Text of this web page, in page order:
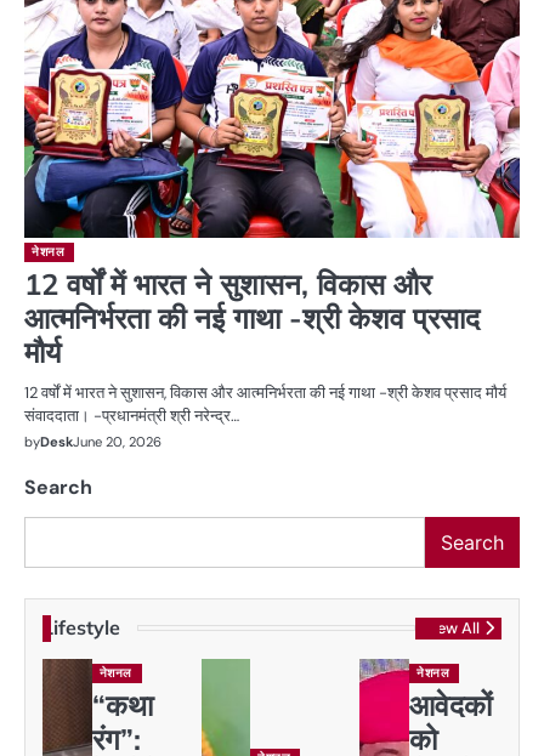
नेशनल
12 वर्षों में भारत ने सुशासन, विकास और
आत्मनिर्भरता की नई गाथा -श्री केशव प्रसाद
मौर्य
12 वर्षों में भारत ने सुशासन, विकास और आत्मनिर्भरता की नई गाथा -श्री केशव प्रसाद मौर्य
संवाददाता। -प्रधानमंत्री श्री नरेन्द्र…
byDeskJune 20, 2026
Search
Search
Lifestyle View All
नेशनल
“कथा
रंग”:
नेशनल
आवेदकों
को